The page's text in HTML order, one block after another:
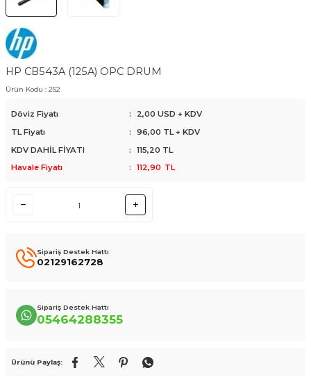
HP CB543A (125A) OPC DRUM
Ürün Kodu : 252
Döviz Fiyatı :
2,00 USD + KDV
TL Fiyatı
: 96,00 TL + KDV
KDV DAHİL FİYATI
: 115,20 TL
Havale Fiyatı
: 112,90 TL
Sipariş Destek Hattı
02129162728
Sipariş Destek Hattı
05464288355
Ürünü Paylaş: